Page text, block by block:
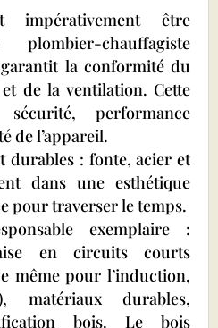
impérativement être
chauffagiste
la conformité du
de la ventilation. Cette
performance
de l’appareil.
durables : fonte, acier et
dans une esthétique
pour traverser le temps.
exemplaire :
en circuits courts
même pour l’induction,
matériaux durables,
bois. Le bois